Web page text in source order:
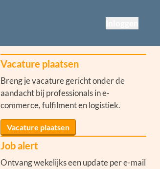
Vacature plaatsen
Breng je vacature gericht onder de
aandacht bij professionals in e-
commerce, fulfilment en logistiek.
Vacature plaatsen
Job alert
Ontvang wekelijks een update per e-mail